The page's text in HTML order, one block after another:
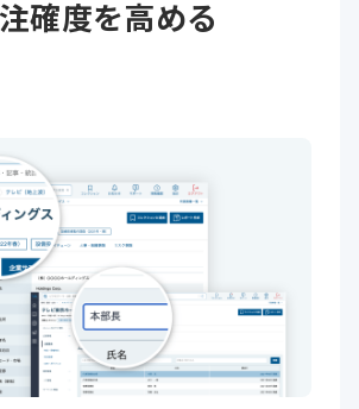
確度を高める